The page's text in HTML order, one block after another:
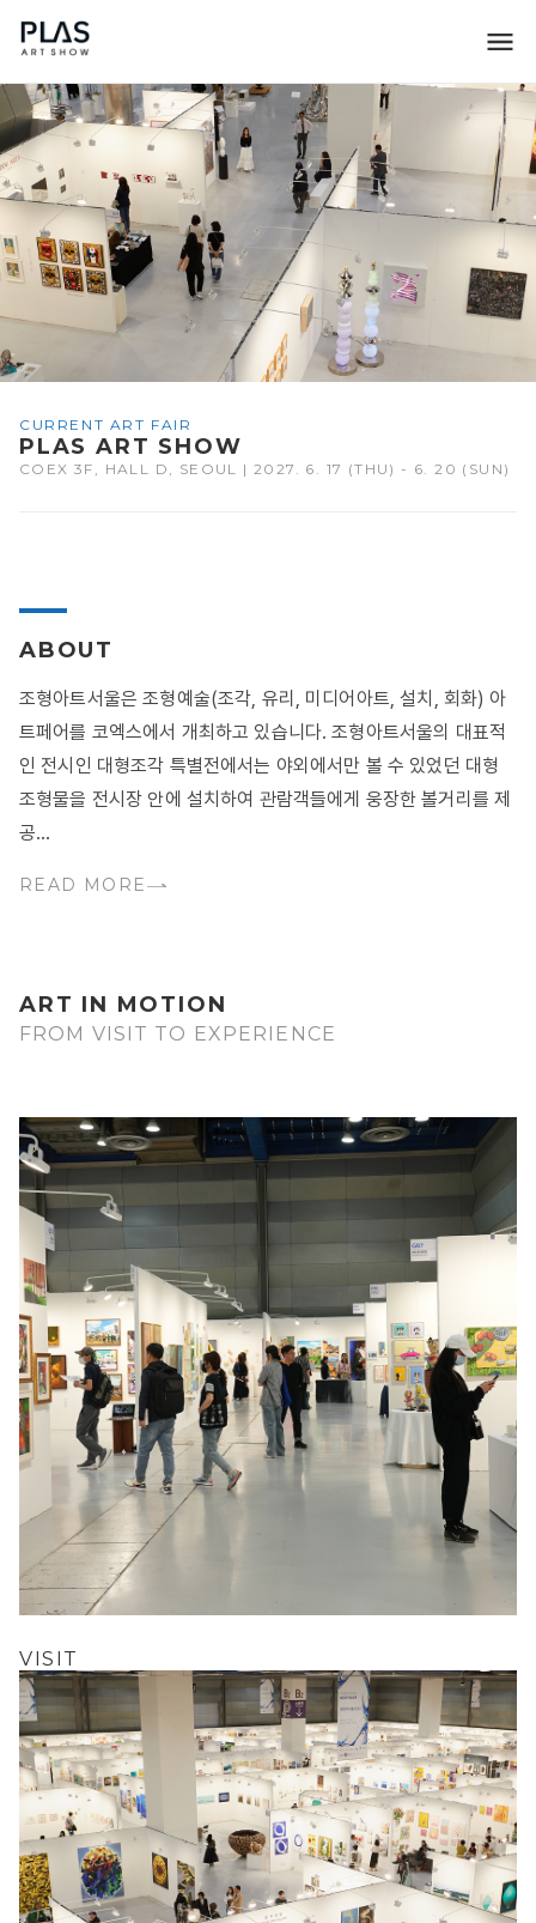
CURRENT ART FAIR
PLAS ART SHOW
COEX 3F, HALL D, SEOUL | 2027. 6. 17 (THU) - 6. 20 (SUN)
ABOUT
조형아트서울은 조형예술(조각, 유리, 미디어아트, 설치, 회화) 아
트페어를 코엑스에서 개최하고 있습니다. 조형아트서울의 대표적
인 전시인 대형조각 특별전에서는 야외에서만 볼 수 있었던 대형
조형물을 전시장 안에 설치하여 관람객들에게 웅장한 볼거리를 제
공...
READ MORE
ART IN MOTION
FROM VISIT TO EXPERIENCE
VISIT